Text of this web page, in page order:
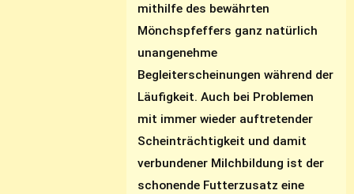
mithilfe des bewährten
Mönchspfeffers ganz natürlich
unangenehme
Begleiterscheinungen während der
Läufigkeit. Auch bei Problemen
mit immer wieder auftretender
Scheinträchtigkeit und damit
verbundener Milchbildung ist der
schonende Futterzusatz eine